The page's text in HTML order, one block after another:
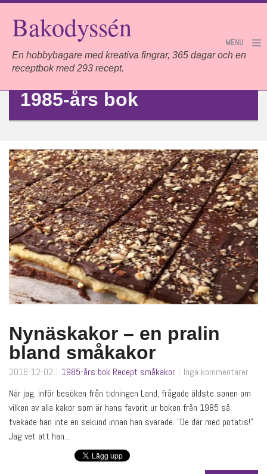
Bakodyssén
En hobbybagare med kreativa fingrar, 365 dagar och en
receptbok med 293 recept.
MENU
Hem
Om mig
Sponsorer
Länkar
Category Archives:
1985-års bok
Nynäskakor – en pralin
bland småkakor
2016-12-02 1985-års bok Recept småkakor
Inga kommentarer
När jag, inför besöken från tidningen Land, frågade äldste sonen om
vilken av alla kakor som är hans favorit ur boken från 1985 så
tvekade han inte en sekund innan han svarade. ”De där med potatis!”
Jag vet att han…